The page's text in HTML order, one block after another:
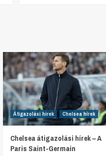
Átigazolási hírek Chelsea hírek
Chelsea átigazolási hírek – A
Paris Saint-Germain